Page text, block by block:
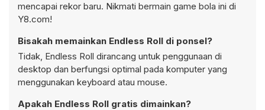
mencapai rekor baru. Nikmati bermain game bola ini di
Y8.com!
Bisakah memainkan Endless Roll di ponsel?
Tidak, Endless Roll dirancang untuk penggunaan di
desktop dan berfungsi optimal pada komputer yang
menggunakan keyboard atau mouse.
Apakah Endless Roll gratis dimainkan?